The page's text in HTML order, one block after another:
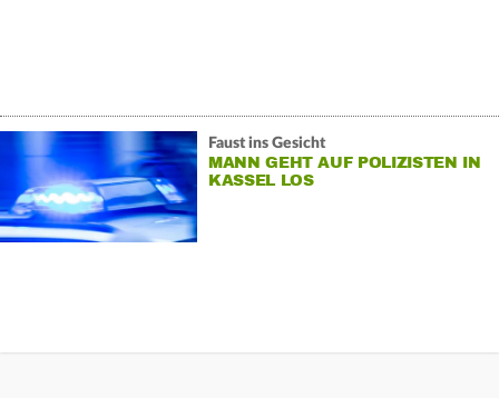
Faust ins Gesicht
MANN GEHT AUF POLIZISTEN IN
KASSEL LOS